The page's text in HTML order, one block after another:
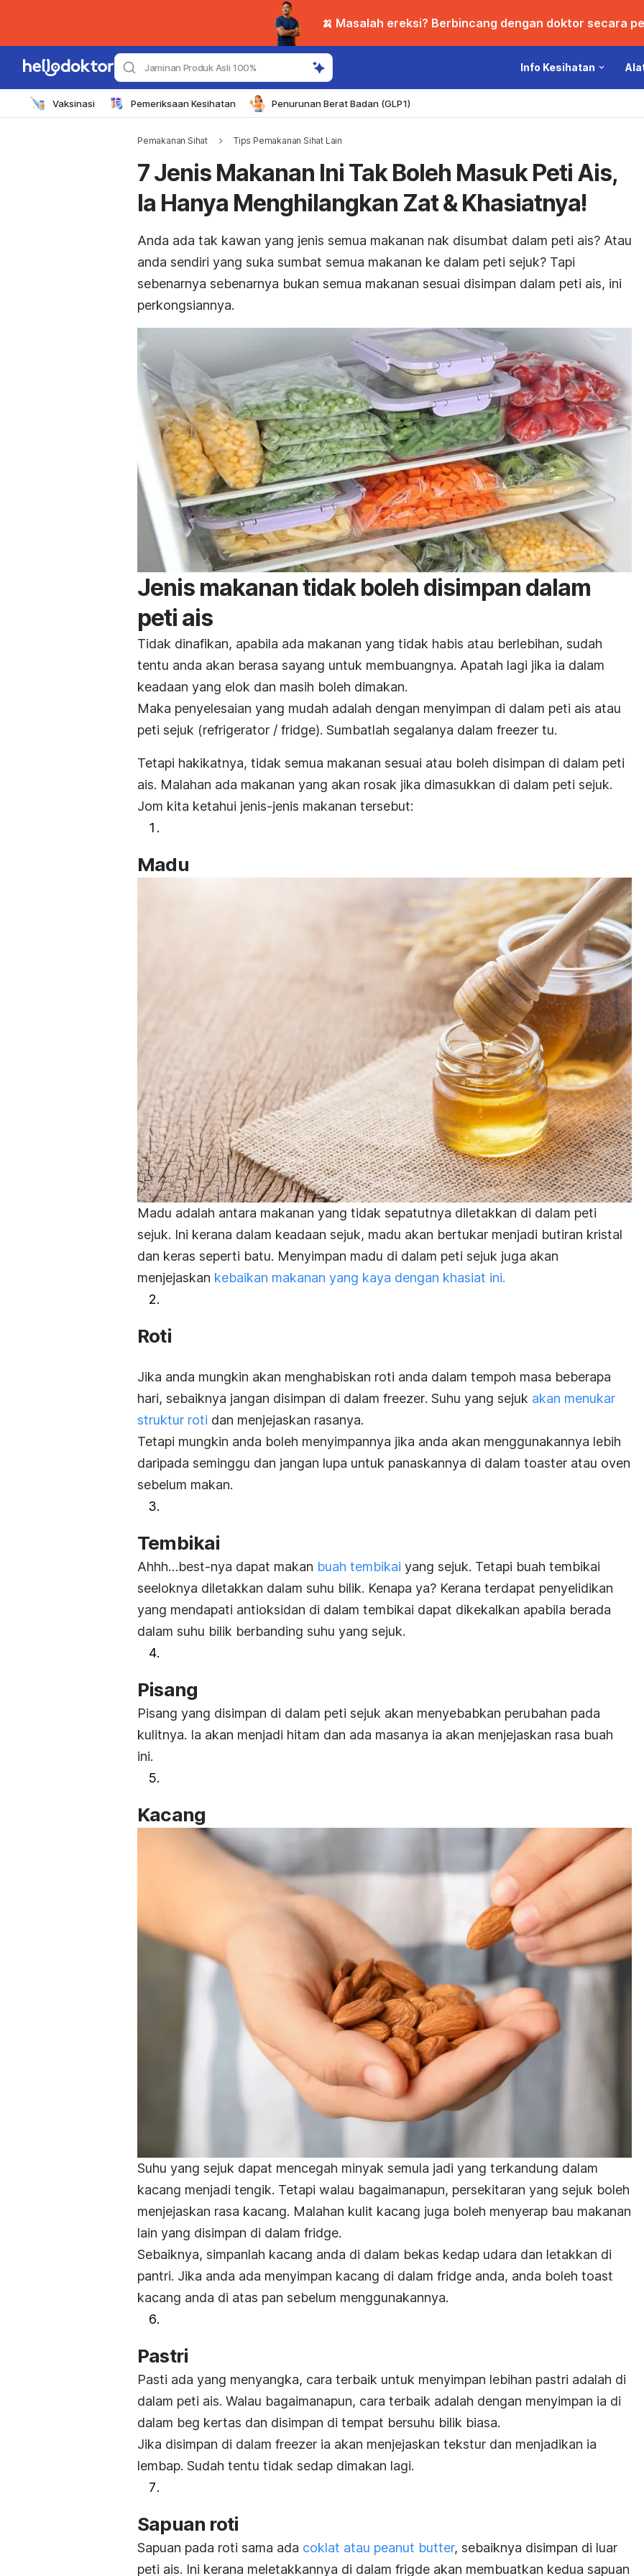
🍌 Masalah ereksi? Berbincang dengan doktor secara
Jaminan Produk Asli 100% Info Kesihatan
Vaksinasi Pemeriksaan Kesihatan Penurunan Berat Badan (GLP1)
Pemakanan Sihat Tips Pemakanan Sihat Lain
7 Jenis Makanan Ini Tak Boleh Masuk Peti Ais,
Ia Hanya Menghilangkan Zat & Khasiatnya!
Anda ada tak kawan yang jenis semua makanan nak disumbat dalam peti ais? Atau
anda sendiri yang suka sumbat semua makanan ke dalam peti sejuk? Tapi
sebenarnya sebenarnya bukan semua makanan sesuai disimpan dalam peti ais, ini
perkongsiannya.
Jenis makanan tidak boleh disimpan dalam
peti ais
Tidak dinafikan, apabila ada makanan yang tidak habis atau berlebihan, sudah
tentu anda akan berasa sayang untuk membuangnya. Apatah lagi jika ia dalam
keadaan yang elok dan masih boleh dimakan.
Maka penyelesaian yang mudah adalah dengan menyimpan di dalam peti ais atau
peti sejuk (refrigerator / fridge). Sumbatlah segalanya dalam freezer tu.
Tetapi hakikatnya, tidak semua makanan sesuai atau boleh disimpan di dalam peti
ais. Malahan ada makanan yang akan rosak jika dimasukkan di dalam peti sejuk.
Jom kita ketahui jenis-jenis makanan tersebut:
Madu
Madu adalah antara makanan yang tidak sepatutnya diletakkan di dalam peti
sejuk. Ini kerana dalam keadaan sejuk, madu akan bertukar menjadi butiran kristal
dan keras seperti batu. Menyimpan madu di dalam peti sejuk juga akan
menjejaskan kebaikan makanan yang kaya dengan khasiat ini.
Roti
Jika anda mungkin akan menghabiskan roti anda dalam tempoh masa beberapa
hari, sebaiknya jangan disimpan di dalam freezer. Suhu yang sejuk akan menukar
struktur roti dan menjejaskan rasanya.
Tetapi mungkin anda boleh menyimpannya jika anda akan menggunakannya lebih
daripada seminggu dan jangan lupa untuk panaskannya di dalam toaster atau oven
sebelum makan.
Tembikai
Ahhh…best-nya dapat makan buah tembikai yang sejuk. Tetapi buah tembikai
seeloknya diletakkan dalam suhu bilik. Kenapa ya? Kerana terdapat penyelidikan
yang mendapati antioksidan di dalam tembikai dapat dikekalkan apabila berada
dalam suhu bilik berbanding suhu yang sejuk.
Pisang
Pisang yang disimpan di dalam peti sejuk akan menyebabkan perubahan pada
kulitnya. Ia akan menjadi hitam dan ada masanya ia akan menjejaskan rasa buah
ini.
Kacang
Suhu yang sejuk dapat mencegah minyak semula jadi yang terkandung dalam
kacang menjadi tengik. Tetapi walau bagaimanapun, persekitaran yang sejuk boleh
menjejaskan rasa kacang. Malahan kulit kacang juga boleh menyerap bau makanan
lain yang disimpan di dalam fridge.
Sebaiknya, simpanlah kacang anda di dalam bekas kedap udara dan letakkan di
pantri. Jika anda ada menyimpan kacang di dalam fridge anda, anda boleh toast
kacang anda di atas pan sebelum menggunakannya.
Pastri
Pasti ada yang menyangka, cara terbaik untuk menyimpan lebihan pastri adalah di
dalam peti ais. Walau bagaimanapun, cara terbaik adalah dengan menyimpan ia di
dalam beg kertas dan disimpan di tempat bersuhu bilik biasa.
Jika disimpan di dalam freezer ia akan menjejaskan tekstur dan menjadikan ia
lembap. Sudah tentu tidak sedap dimakan lagi.
Sapuan roti
Sapuan pada roti sama ada coklat atau peanut butter, sebaiknya disimpan di luar
peti ais. Ini kerana meletakkannya di dalam frigde akan membuatkan kedua sapuan